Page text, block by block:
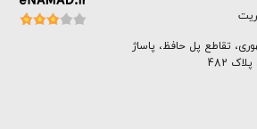
تقاطع پل حافظ، پاساژ